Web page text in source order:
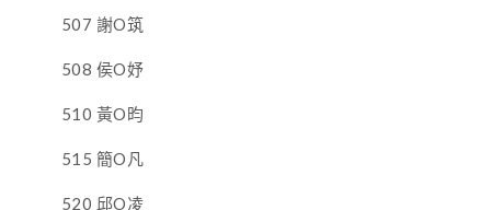
507 謝O筑
508 侯O妤
510 黃O昀
515 簡O凡
520 邱O凌